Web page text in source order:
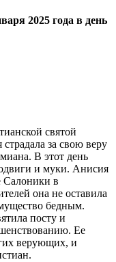
2025 года в день
святой
за свою веру
В этот день
и муки. Анисия
Салоники в
она не оставила
бедным.
посту и
Ее
верующих, и